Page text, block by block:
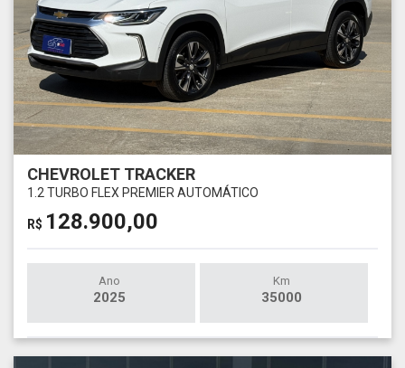
CHEVROLET TRACKER
1.2 TURBO FLEX PREMIER AUTOMÁTICO
R$ 128.900,00
Ano
2025
Km
35000